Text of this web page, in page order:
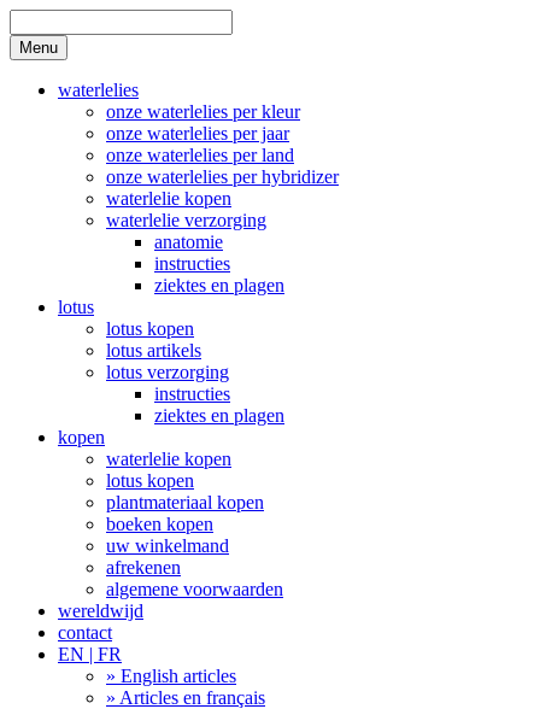
to
content
Search
Menu
waterlelies
onze waterlelies per kleur
onze waterlelies per jaar
onze waterlelies per land
onze waterlelies per hybridizer
waterlelie kopen
waterlelie verzorging
anatomie
instructies
ziektes en plagen
lotus
lotus kopen
lotus artikels
lotus verzorging
instructies
ziektes en plagen
kopen
waterlelie kopen
lotus kopen
plantmateriaal kopen
boeken kopen
uw winkelmand
afrekenen
algemene voorwaarden
wereldwijd
contact
EN | FR
» English articles
» Articles en français